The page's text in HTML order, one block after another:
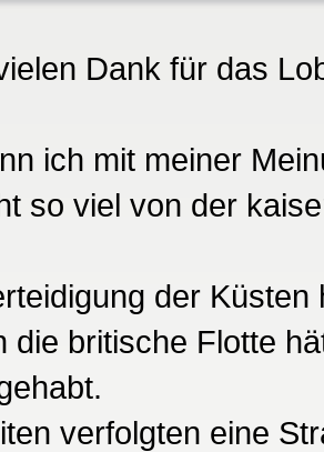
Dank für das
ich mit meiner
so viel von der
der
die britische Flotte
verfolgten eine